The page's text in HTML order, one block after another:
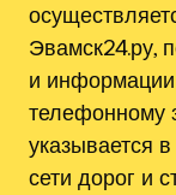
Эвамск24.ру,
и информации
телефонному
указывается
сети дорог и